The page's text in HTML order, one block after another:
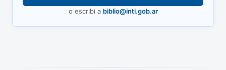
o escribí a biblio@inti.gob.ar